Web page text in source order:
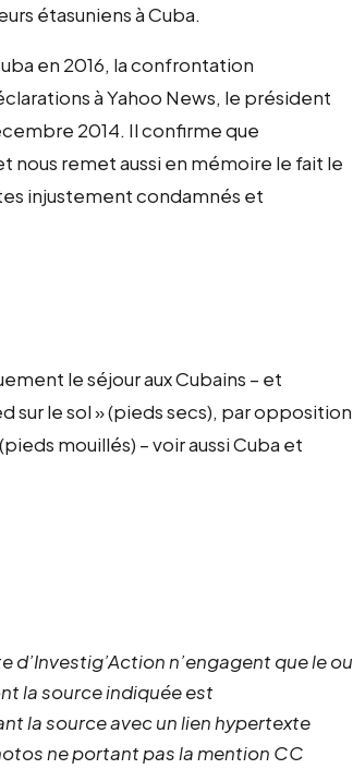
étasuniens à Cuba.
en 2016, la confrontation
à Yahoo News, le président
2014. Il confirme que
nous remet aussi en mémoire le fait le
injustement condamnés et
le séjour aux Cubains – et
sur le sol » (pieds secs), par opposition
mouillés) – voir aussi Cuba et
d’Investig’Action n’engagent que le ou
la source indiquée est
la source avec un lien hypertexte
ne portant pas la mention CC